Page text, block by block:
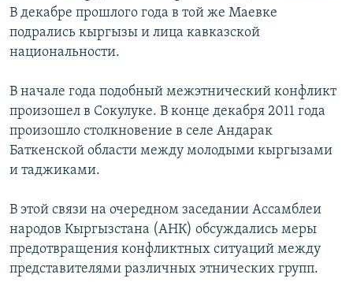
В декабре прошлого года в той же Маевке
подрались кыргызы и лица кавказской
национальности.
В начале года подобный межэтнический конфликт
произошел в Сокулуке. В конце декабря 2011 года
произошло столкновение в селе Андарак
Баткенской области между молодыми кыргызами
и таджиками.
В этой связи на очередном заседании Ассамблеи
народов Кыргызстана (АНК) обсуждались меры
предотвращения конфликтных ситуаций между
представителями различных этнических групп.